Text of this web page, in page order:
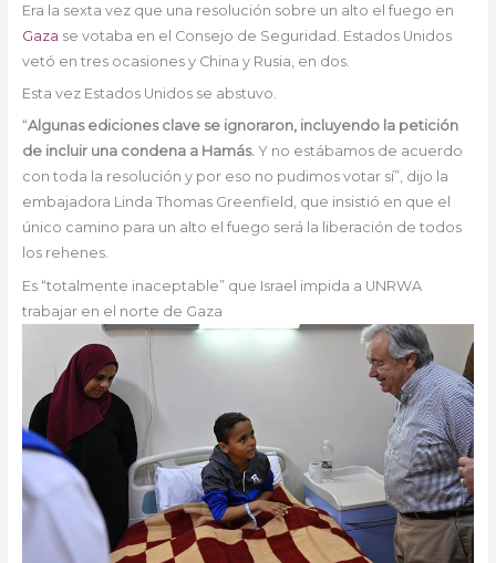
Era la sexta vez que una resolución sobre un alto el fuego en
Gaza se votaba en el Consejo de Seguridad. Estados Unidos
vetó en tres ocasiones y China y Rusia, en dos.
Esta vez Estados Unidos se abstuvo.
“Algunas ediciones clave se ignoraron, incluyendo la petición
de incluir una condena a Hamás.Y no estábamos de acuerdo
con toda la resolución y por eso no pudimos votar sí”, dijo la
embajadora Linda Thomas Greenfield, que insistió en que el
único camino para un alto el fuego será la liberación de todos
los rehenes.
Es “totalmente inaceptable” que Israel impida a UNRWA
trabajar en el norte de Gaza